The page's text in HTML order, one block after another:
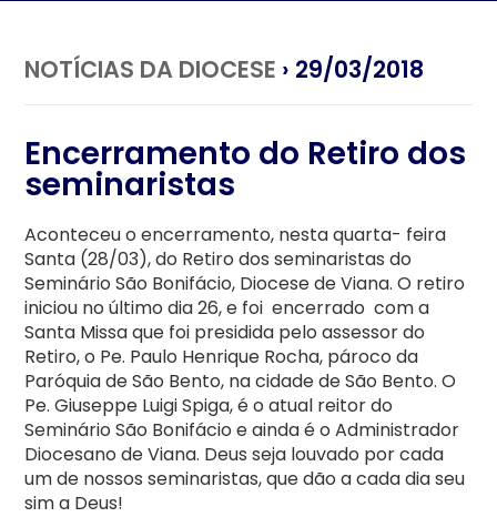
NOTÍCIAS DA DIOCESE › 29/03/2018
Encerramento do Retiro dos
seminaristas
Aconteceu o encerramento, nesta quarta- feira
Santa (28/03), do Retiro dos seminaristas do
Seminário São Bonifácio, Diocese de Viana. O retiro
iniciou no último dia 26, e foi encerrado com a
Santa Missa que foi presidida pelo assessor do
Retiro, o Pe. Paulo Henrique Rocha, pároco da
Paróquia de São Bento, na cidade de São Bento. O
Pe. Giuseppe Luigi Spiga, é o atual reitor do
Seminário São Bonifácio e ainda é o Administrador
Diocesano de Viana. Deus seja louvado por cada
um de nossos seminaristas, que dão a cada dia seu
sim a Deus!